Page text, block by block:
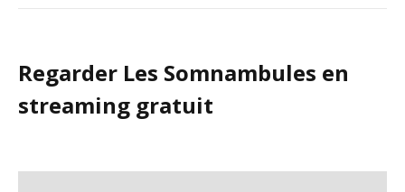
Regarder Les Somnambules en
streaming gratuit